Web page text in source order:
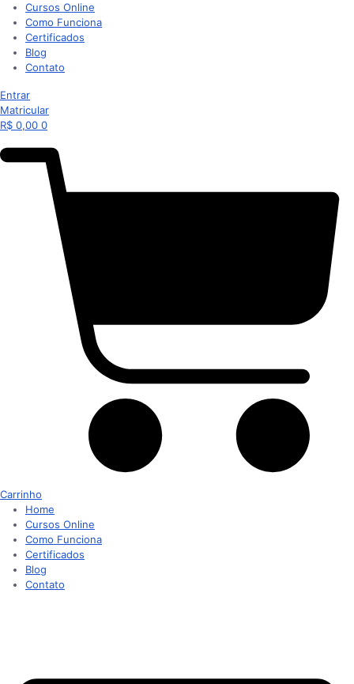
Cursos Online
Como Funciona
Certificados
Blog
Contato
Entrar
Matricular
R$ 0,00 0
Carrinho
Home
Cursos Online
Como Funciona
Certificados
Blog
Contato